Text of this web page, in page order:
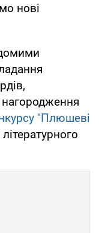
нові
нагородження
"Плюшеві